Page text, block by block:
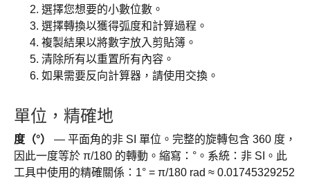
選擇您想要的小數位數。
選擇轉換以獲得弧度和計算過程。
複製結果以將數字放入剪貼簿。
清除所有以重置所有內容。
如果需要反向計算器，請使用交換。
單位，精確地
度（°）
— 平面角的非 SI 單位。完整的旋轉包含 360 度，
因此一度等於 π/180 的轉動。縮寫：°。系統：非 SI。此
工具中使用的精確關係：1° = π/180 rad ≈ 0.01745329252